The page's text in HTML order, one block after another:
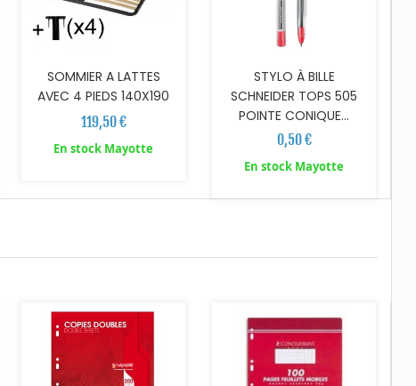
SOMMIER A LATTES
AVEC 4 PIEDS 140X190
119,50 €
En stock Mayotte
STYLO À BILLE
SCHNEIDER TOPS 505
POINTE CONIQUE...
0,50 €
En stock Mayotte